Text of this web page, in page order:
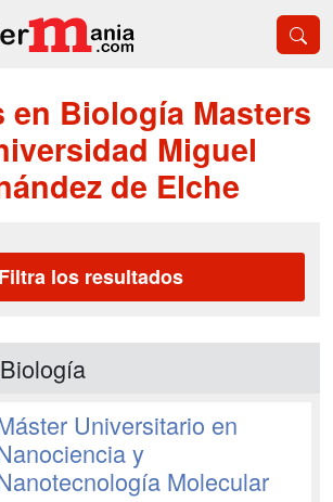
en Biología Masters
Miguel
de Elche
Filtra los resultados
Universitario en
y
Molecular